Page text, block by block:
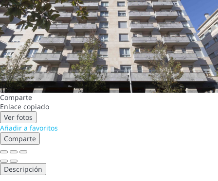
Comparte
Enlace copiado
Ver fotos
Añadir a favoritos
Comparte
Descripción